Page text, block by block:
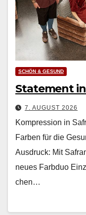
SCHÖN & GESUND
Statement
7. AUGUST 2026
Kompression in
Farben für die
Aus­druck: Mit
neues Farb­duo
chen…